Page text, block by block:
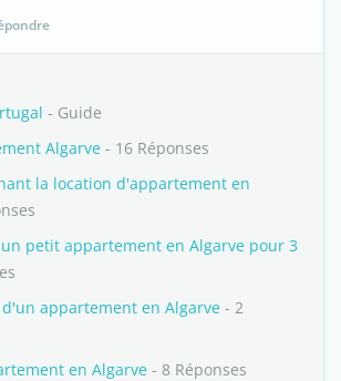
- Guide
Algarve - 16 Réponses
la location d'appartement en
petit appartement en Algarve pour 3
appartement en Algarve - 2
en Algarve - 8 Réponses